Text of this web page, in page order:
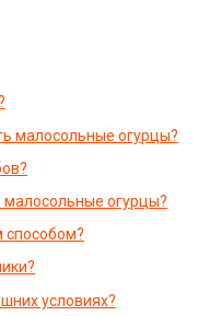
малосольные огурцы?
огурцы?
способом?
условиях?